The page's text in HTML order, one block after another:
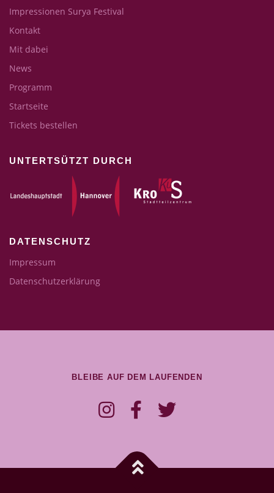
Impressionen Surya Festival
Kontakt
Mit dabei
News
Programm
Startseite
Tickets bestellen
UNTERTSÜTZT DURCH
DATENSCHUTZ
Impressum
Datenschutzerklärung
BLEIBE AUF DEM LAUFENDEN